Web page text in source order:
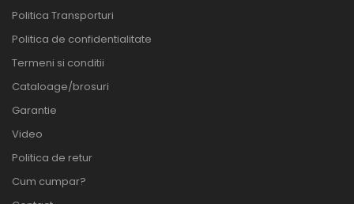
Politica Transporturi
Politica de confidentialitate
Termeni si conditii
Cataloage/brosuri
Garantie
Video
Politica de retur
Cum cumpar?